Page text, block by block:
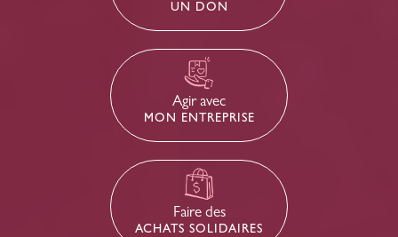
UN DON
Agir avec
MON ENTREPRISE
Faire des
ACHATS SOLIDAIRES